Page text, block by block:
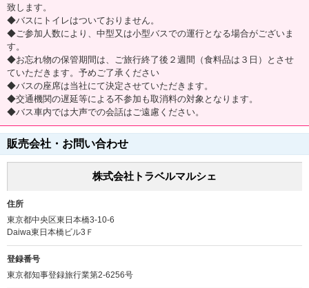
致します。
◆バスにトイレはついておりません。
◆ご参加人数により、中型又は小型バスでの運行となる場合がございま
す。
◆お忘れ物の保管期間は、ご旅行終了後２週間（食料品は３日）とさせ
ていただきます。予めご了承ください
◆バスの座席は当社にて決定させていただきます。
◆交通機関の遅延等による不参加も取消料の対象となります。
◆バス車内では大声での会話はご遠慮ください。
販売会社・お問い合わせ
株式会社トラベルマルシェ
住所
東京都中央区東日本橋3-10-6
Daiwa東日本橋ビル3Ｆ
登録番号
東京都知事登録旅行業第2-6256号